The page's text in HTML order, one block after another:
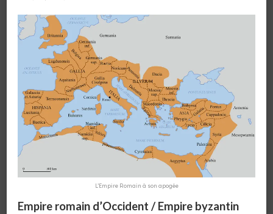
L’Empire Romain à son apogée
Empire romain d’Occident / Empire byzantin